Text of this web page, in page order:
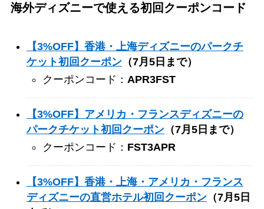
海外ディズニーで使える初回クーポンコード
【3%OFF】香港・上海ディズニーのパークチ
ケット初回クーポン（7月5日まで）
クーポンコード： APR3FST
【3%OFF】アメリカ・フランスディズニーの
パークチケット初回クーポン（7月5日まで）
クーポンコード： FST3APR
【3%OFF】 香港・上海・アメリカ・フランス
ディズニーの直営ホテル初回クーポン（7月5日